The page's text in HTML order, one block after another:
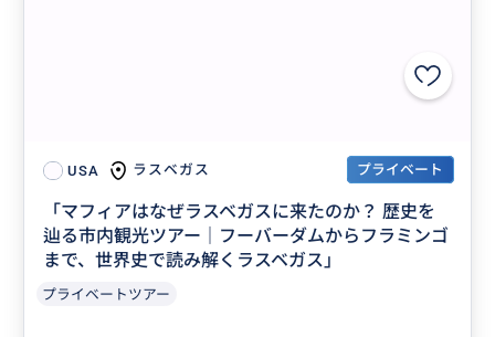
USA ラスベガス プライベート
「マフィアはなぜラスベガスに来たのか？ 歴史を
辿る市内観光ツアー｜フーバーダムからフラミンゴ
まで、世界史で読み解くラスベガス」
プライベートツアー